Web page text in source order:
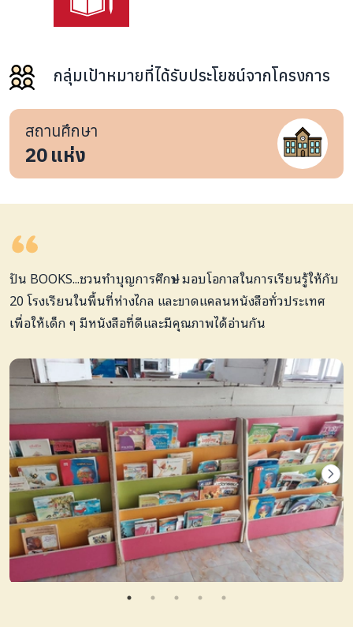
กลุ่มเป้าหมายที่ได้รับประโยชน์จากโครงการ
สถานศึกษา
20แห่ง
ปัน BOOKS...ชวนทำบุญการศึกษา! มอบโอกาสในการเรียนรู้ให้กับ
20 โรงเรียนในพื้นที่ห่างไกล และขาดแคลนหนังสือทั่วประเทศ
เพื่อให้เด็ก ๆ มีหนังสือที่ดีและมีคุณภาพได้อ่านกัน